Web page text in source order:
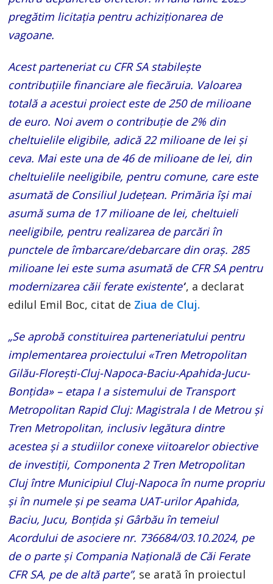
pregătim licitația pentru achiziționarea de
vagoane.
Acest parteneriat cu CFR SA stabilește
contribuțiile financiare ale fiecăruia. Valoarea
totală a acestui proiect este de 250 de milioane
de euro. Noi avem o contribuție de 2% din
cheltuielile eligibile, adică 22 milioane de lei și
ceva. Mai este una de 46 de milioane de lei, din
cheltuielile neeligibile, pentru comune, care este
asumată de Consiliul Județean. Primăria își mai
asumă suma de 17 milioane de lei, cheltuieli
neeligibile, pentru realizarea de parcări în
punctele de îmbarcare/debarcare din oraș. 285
milioane lei este suma asumată de CFR SA pentru
modernizarea căii ferate existente’‘, a declarat
edilul Emil Boc, citat de Ziua de Cluj.
„Se aprobă constituirea parteneriatului pentru
implementarea proiectului «Tren Metropolitan
Gilău-Florești-Cluj-Napoca-Baciu-Apahida-Jucu-
Bonțida» – etapa I a sistemului de Transport
Metropolitan Rapid Cluj: Magistrala I de Metrou și
Tren Metropolitan, inclusiv legătura dintre
acestea și a studiilor conexe viitoarelor obiective
de investiții, Componenta 2 Tren Metropolitan
Cluj între Municipiul Cluj-Napoca în nume propriu
și în numele și pe seama UAT-urilor Apahida,
Baciu, Jucu, Bonțida și Gârbău în temeiul
Acordului de asociere nr. 736684/03.10.2024, pe
de o parte și Compania Națională de Căi Ferate
CFR SA, pe de altă parte”, se arată în proiectul